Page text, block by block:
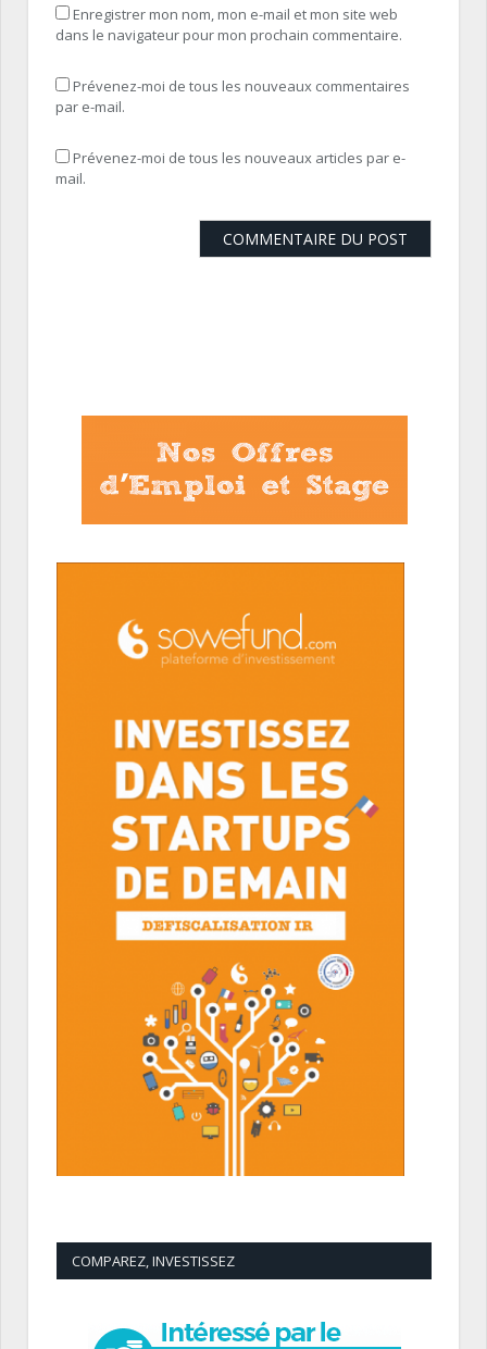
Enregistrer mon nom, mon e-mail et mon site web
dans le navigateur pour mon prochain commentaire.
Prévenez-moi de tous les nouveaux commentaires
par e-mail.
Prévenez-moi de tous les nouveaux articles par e-
mail.
COMPAREZ, INVESTISSEZ